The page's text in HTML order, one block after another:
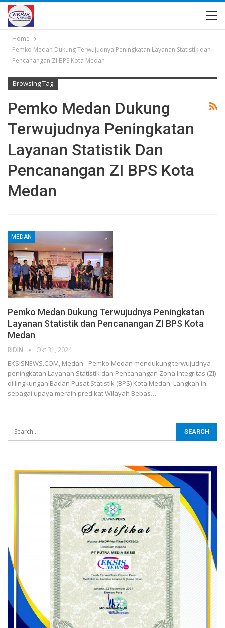
Home
Pemko Medan Dukung Terwujudnya Peningkatan Layanan Statistik dan
Pencanangan ZI BPS Kota Medan
Browsing Tag
Pemko Medan Dukung
Terwujudnya Peningkatan
Layanan Statistik Dan
Pencanangan ZI BPS Kota
Medan
MEDAN
Pemko Medan Dukung Terwujudnya Peningkatan
Layanan Statistik dan Pencanangan ZI BPS Kota
Medan
RIDIN Okt 31, 2024
EKSISNEWS.COM, Medan - Pemko Medan mendukung terwujudnya
peningkatan Layanan Statistik dan Pencanangan Zona Integritas (ZI)
di lingkungan Badan Pusat Statistik (BPS) Kota Medan. Langkah ini
sebagai upaya meraih predikat Wilayah Bebas…